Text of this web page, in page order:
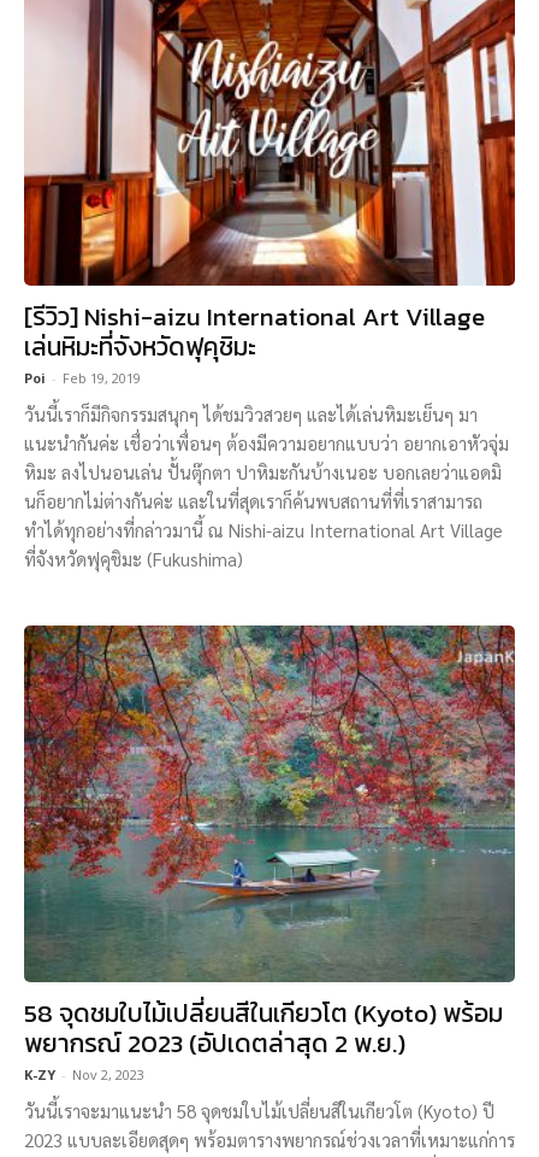
[รีวิว] Nishi-aizu International Art Village
เล่นหิมะที่จังหวัดฟุคุชิมะ
Poi - Feb 19, 2019
วันนี้เราก็มีกิจกรรมสนุกๆ ได้ชมวิวสวยๆ และได้เล่นหิมะเย็นๆ มา
แนะนำกันค่ะ เชื่อว่าเพื่อนๆ ต้องมีความอยากแบบว่า อยากเอาหัวจุ่ม
หิมะ ลงไปนอนเล่น ปั้นตุ๊กตา ปาหิมะกันบ้างเนอะ บอกเลยว่าแอดมิ
นก็อยากไม่ต่างกันค่ะ และในที่สุดเราก็ค้นพบสถานที่ที่เราสามารถ
ทำได้ทุกอย่างที่กล่าวมานี้ ณ Nishi-aizu International Art Village
ที่จังหวัดฟุคุชิมะ (Fukushima)
58 จุดชมใบไม้เปลี่ยนสีในเกียวโต (Kyoto) พร้อม
พยากรณ์ 2023 (อัปเดตล่าสุด 2 พ.ย.)
K-ZY - Nov 2, 2023
วันนี้เราจะมาแนะนำ 58 จุดชมใบไม้เปลี่ยนสีในเกียวโต (Kyoto) ปี
2023 แบบละเอียดสุดๆ พร้อมตารางพยากรณ์ช่วงเวลาที่เหมาะแก่การ